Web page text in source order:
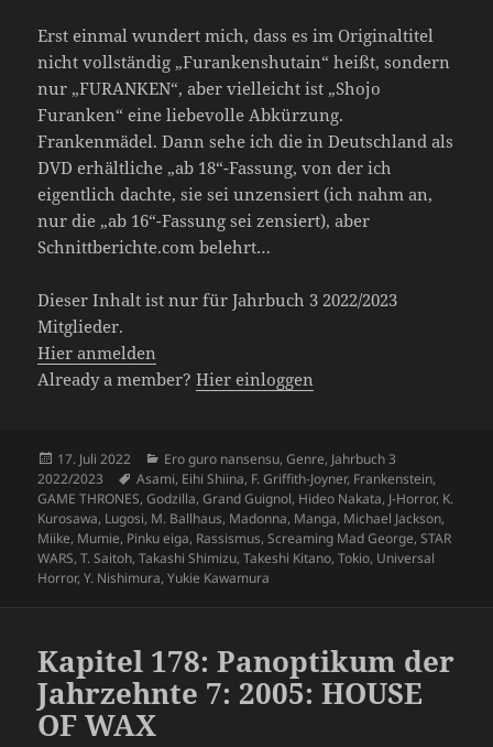
Erst einmal wundert mich, dass es im Originaltitel
nicht vollständig „Furankenshutain“ heißt, sondern
nur „FURANKEN“, aber vielleicht ist „Shojo
Furanken“ eine liebevolle Abkürzung.
Frankenmädel. Dann sehe ich die in Deutschland als
DVD erhältliche „ab 18“-Fassung, von der ich
eigentlich dachte, sie sei unzensiert (ich nahm an,
nur die „ab 16“-Fassung sei zensiert), aber
Schnittberichte.com belehrt…
Dieser Inhalt ist nur für Jahrbuch 3 2022/2023
Mitglieder.
Hier anmelden
Already a member?Hier einloggen
Veröffentlicht
am
17. Juli 2022 Kategorien
Ero guro nansensu,Genre, Jahrbuch 3
2022/2023
Schlagwörter
Asami, Eihi Shiina, F. Griffith-Joyner, Frankenstein,
GAME THRONES,Godzilla,Grand Guignol, Hideo Nakata, J-Horror, K.
Kurosawa, Lugosi, M. Ballhaus, Madonna, Manga, Michael Jackson,
Miike, Mumie, Pinku eiga, Rassismus,Screaming Mad George,STAR
WARS,T. Saitoh,Takashi Shimizu,Takeshi Kitano,Tokio, Universal
Horror,Y. Nishimura,Yukie Kawamura
Kapitel 178: Panoptikum der
Jahrzehnte 7: 2005: HOUSE
OF WAX